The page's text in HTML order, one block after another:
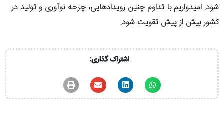
شود. امیدواریم با تداوم چنین رویدادهایی، چرخه نوآوری و تولید در
کشور بیش از پیش تقویت شود.
اشتراک گذاری: